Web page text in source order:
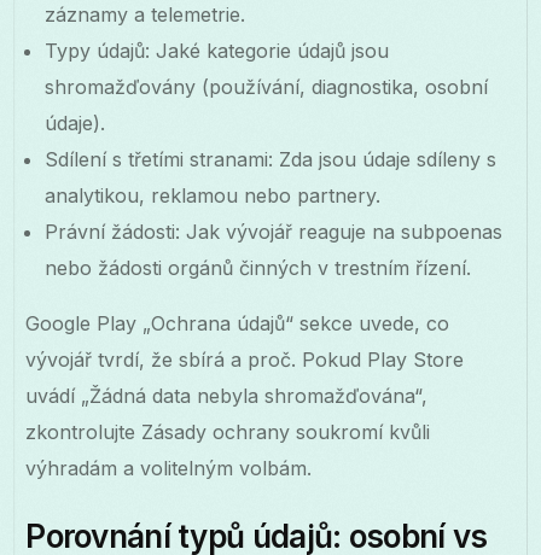
záznamy a telemetrie.
Typy údajů: Jaké kategorie údajů jsou
shromažďovány (používání, diagnostika, osobní
údaje).
Sdílení s třetími stranami: Zda jsou údaje sdíleny s
analytikou, reklamou nebo partnery.
Právní žádosti: Jak vývojář reaguje na subpoenas
nebo žádosti orgánů činných v trestním řízení.
Google Play „Ochrana údajů“ sekce uvede, co
vývojář tvrdí, že sbírá a proč. Pokud Play Store
uvádí „Žádná data nebyla shromažďována“,
zkontrolujte Zásady ochrany soukromí kvůli
výhradám a volitelným volbám.
Porovnání typů údajů: osobní vs